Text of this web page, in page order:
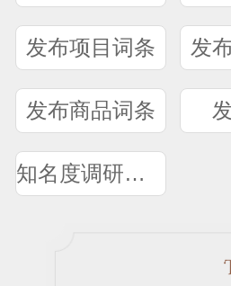
发布项目词条 发
发布商品词条
知名度调研问卷